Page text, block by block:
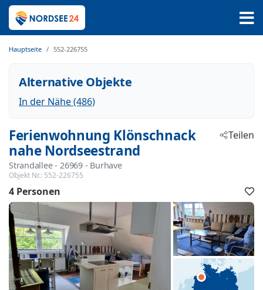
Hauptseite 552-226755
Alternative Objekte
In der Nähe (486)
Ferienwohnung Klönschnack
nahe Nordseestrand
Strandallee - 26969 - Burhave
Objekt Nr.: 552-226755
Teilen
4 Personen